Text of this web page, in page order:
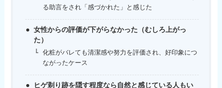
る助言をされ「感づかれた」と感じた
女性からの評価が下がらなかった（むしろ上がっ
た）
化粧がバレても清潔感や努力を評価され、好印象につ
ながったケース
ヒゲ剃り跡を隠す程度なら自然と感じている人もい